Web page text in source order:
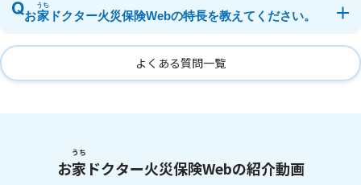
お家
うち
ドクター火災保険Webの特長を教えてください。
よくある質問一覧
お家
うち
ドクター火災保険Webの紹介動画